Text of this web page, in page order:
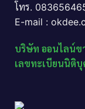
โทร.
E-mail :
บริษัท ออนไลน์ข
เลขทะเบียนนิติ